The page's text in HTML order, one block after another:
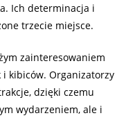
Ich determinacja i
trzecie miejsce.
zainteresowaniem
kibiców. Organizatorzy
dzięki czemu
wydarzeniem, ale i